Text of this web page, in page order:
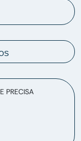
PRECISA